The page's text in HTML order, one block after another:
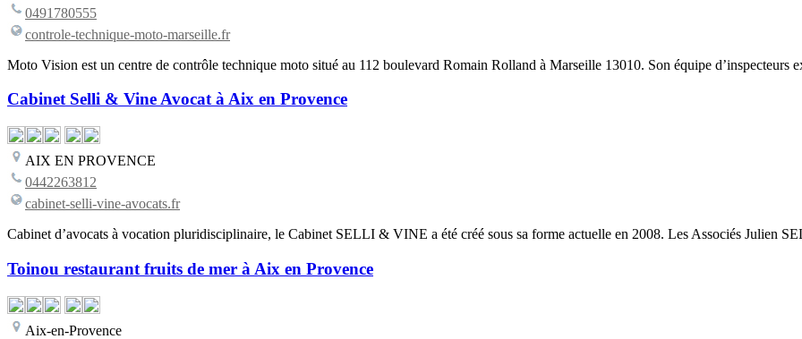
0491780555
controle-technique-moto-marseille.fr
Moto Vision est un centre de contrôle technique moto situé au 112 boulevard Romain Rolland à Marseille 13010. Son équipe d’inspecteurs
Cabinet Selli & Vine Avocat à Aix en Provence
AIX EN PROVENCE
0442263812
cabinet-selli-vine-avocats.fr
Cabinet d’avocats à vocation pluridisciplinaire, le Cabinet SELLI & VINE a été créé sous sa forme actuelle en 2008. Les Associés Julien
Toinou restaurant fruits de mer à Aix en Provence
Aix-en-Provence